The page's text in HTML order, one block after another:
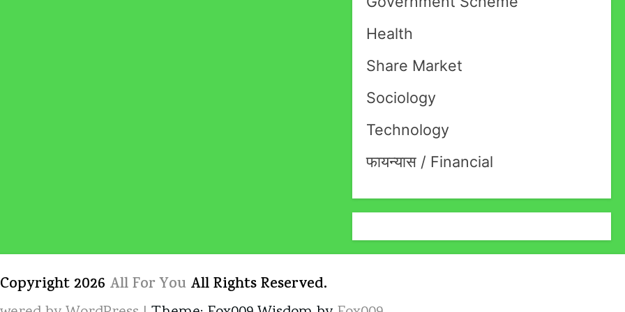
Health
Share Market
Sociology
Technology
फायन्यास / Financial
2026 All For You All Rights Reserved.